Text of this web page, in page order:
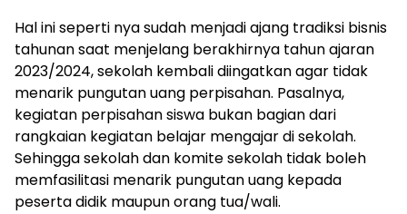
Hal ini seperti nya sudah menjadi ajang tradiksi bisnis
tahunan saat menjelang berakhirnya tahun ajaran
2023/2024, sekolah kembali diingatkan agar tidak
menarik pungutan uang perpisahan. Pasalnya,
kegiatan perpisahan siswa bukan bagian dari
rangkaian kegiatan belajar mengajar di sekolah.
Sehingga sekolah dan komite sekolah tidak boleh
memfasilitasi menarik pungutan uang kepada
peserta didik maupun orang tua/wali.